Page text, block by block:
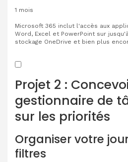
1 mois
Microsoft 365 inclut l'accès aux
Word, Excel et PowerPoint sur
stockage OneDrive et bien plus
Projet 2 :
gestionnaire de
sur les priorités
Organiser votre
filtres